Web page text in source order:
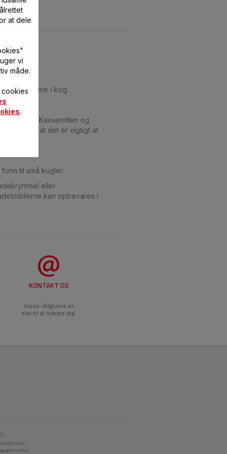
komme i kog.
ned i Kasserollen og
Husk, at det er vigtigt at
til små kugler.
eller
kan opbevares i
KONTAKT OS
Vores rådgivere er
klar til at hjælpe dig.
at dele
vi
måde.
.